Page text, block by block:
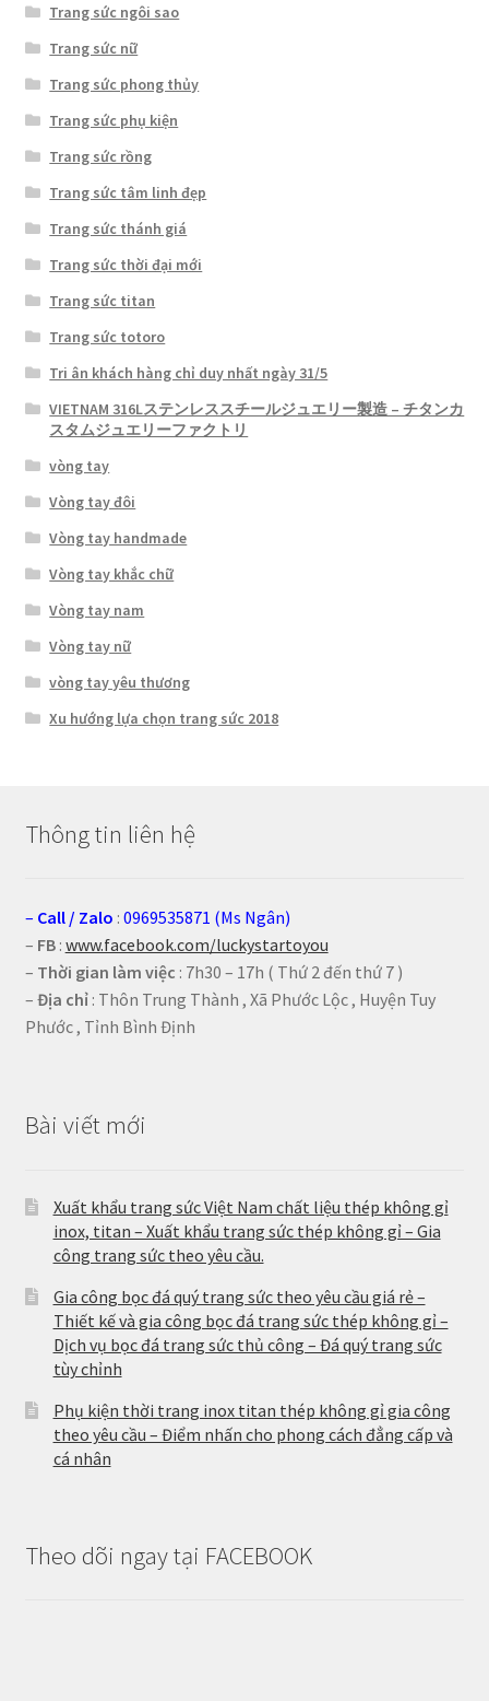
Trang sức ngôi sao
Trang sức nữ
Trang sức phong thủy
Trang sức phụ kiện
Trang sức rồng
Trang sức tâm linh đẹp
Trang sức thánh giá
Trang sức thời đại mới
Trang sức titan
Trang sức totoro
Tri ân khách hàng chỉ duy nhất ngày 31/5
VIETNAM 316Lステンレススチールジュエリー製造 – チタンカ
スタムジュエリーファクトリ
vòng tay
Vòng tay đôi
Vòng tay handmade
Vòng tay khắc chữ
Vòng tay nam
Vòng tay nữ
vòng tay yêu thương
Xu hướng lựa chọn trang sức 2018
Thông tin liên hệ
– Call / Zalo : 0969535871 (Ms Ngân)
– FB: www.facebook.com/luckystartoyou
– Thời gian làm việc : 7h30 – 17h ( Thứ 2 đến thứ 7 )
– Địa chỉ: Thôn Trung Thành , Xã Phước Lộc , Huyện Tuy
Phước , Tỉnh Bình Định
Bài viết mới
Xuất khẩu trang sức Việt Nam chất liệu thép không gỉ
inox, titan – Xuất khẩu trang sức thép không gỉ – Gia
công trang sức theo yêu cầu.
Gia công bọc đá quý trang sức theo yêu cầu giá rẻ –
Thiết kế và gia công bọc đá trang sức thép không gỉ –
Dịch vụ bọc đá trang sức thủ công – Đá quý trang sức
tùy chỉnh
Phụ kiện thời trang inox titan thép không gỉ gia công
theo yêu cầu – Điểm nhấn cho phong cách đẳng cấp và
cá nhân
Theo dõi ngay tại FACEBOOK